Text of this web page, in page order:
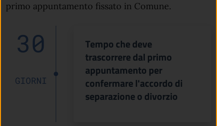
primo appuntamento fissato in Comune.
30
GIORNI
Tempo che deve
trascorrere dal primo
appuntamento per
confermare l'accordo di
separazione o divorzio